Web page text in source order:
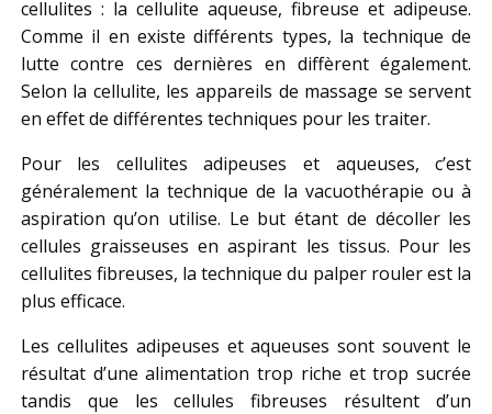
cellulites : la cellulite aqueuse, fibreuse et adipeuse.
Comme il en existe différents types, la technique de
lutte contre ces dernières en diffèrent également.
Selon la cellulite, les appareils de massage se servent
en effet de différentes techniques pour les traiter.
Pour les cellulites adipeuses et aqueuses, c’est
généralement la technique de la vacuothérapie ou à
aspiration qu’on utilise. Le but étant de décoller les
cellules graisseuses en aspirant les tissus. Pour les
cellulites fibreuses, la technique du palper rouler est la
plus efficace.
Les cellulites adipeuses et aqueuses sont souvent le
résultat d’une alimentation trop riche et trop sucrée
tandis que les cellules fibreuses résultent d’un